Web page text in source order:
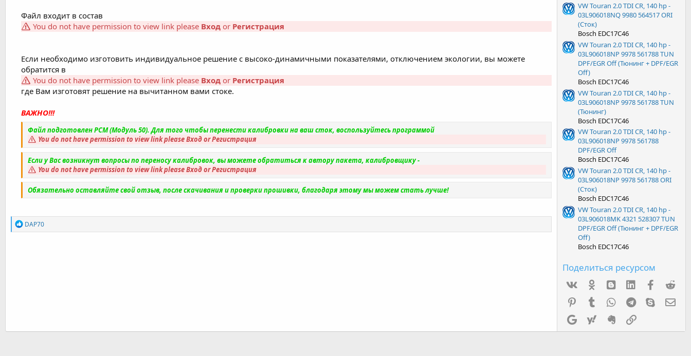
Файл входит в состав
You do not have permission to view link please Вход or Регистрация
Если необходимо изготовить индивидуальное решение с высоко-динамичными показателями, отключением экологии, вы можете
обратится в
You do not have permission to view link please Вход or Регистрация
где Вам изготовят решение на вычитанном вами стоке.
ВАЖНО!!!
Файл подготовлен PCM (Модуль 50). Для того чтобы перенести калибровки на ваш сток, воспользуйтесь программой
You do not have permission to view link pleaseВходorРегистрация
Если у Вас возникнут вопросы по переносу калибровок, вы можете обратиться к автору пакета, калибровщику -
You do not have permission to view link pleaseВходorРегистрация
Обязательно оставляйте свой отзыв, после скачивания и проверки прошивки, благодаря этому мы можем стать лучше!
Р
е
DAP70
VW Touran 2.0 TDI CR, 140 hp -
03L906018NQ 9980 564517 ORI
(Сток)
Bosch EDC17C46
VW Touran 2.0 TDI CR, 140 hp -
03L906018NP 9978 561788 TUN
DPF/EGR Off (Тюнинг + DPF/EGR
Off)
Bosch EDC17C46
VW Touran 2.0 TDI CR, 140 hp -
03L906018NP 9978 561788 TUN
(Тюнинг)
Bosch EDC17C46
VW Touran 2.0 TDI CR, 140 hp -
03L906018NP 9978 561788
DPF/EGR Off
Bosch EDC17C46
VW Touran 2.0 TDI CR, 140 hp -
03L906018NP 9978 561788 ORI
(Сток)
Bosch EDC17C46
VW Touran 2.0 TDI CR, 140 hp -
03L906018MK 4321 528307 TUN
DPF/EGR Off (Тюнинг + DPF/EGR
Off)
Bosch EDC17C46
Поделиться ресурсом
Ok mes_blogger
Linked InFacebook
PinterestTumblr WhatsAppTelegram
Skype
Google Yahoo Evernote